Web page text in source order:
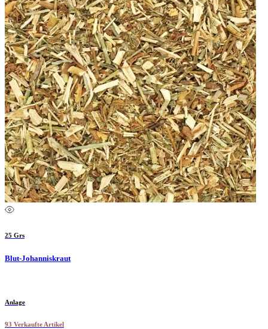
25 Grs
Blut-Johanniskraut
Anlage
93 Verkaufte Artikel